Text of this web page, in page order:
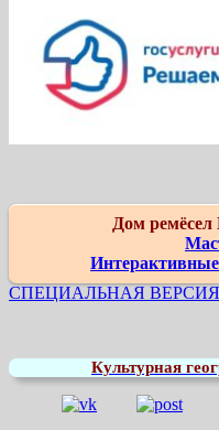
Дом
СПЕЦИАЛЬНАЯ
Культурная